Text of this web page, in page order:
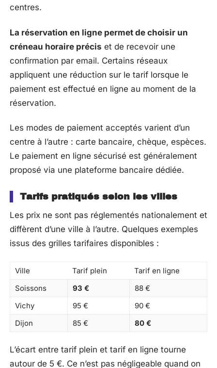
centres.
La réservation en ligne permet de choisir un
créneau horaire précis et de recevoir une
confirmation par email. Certains réseaux
appliquent une réduction sur le tarif lorsque le
paiement est effectué en ligne au moment de la
réservation.
Les modes de paiement acceptés varient d’un
centre à l’autre : carte bancaire, chèque, espèces.
Le paiement en ligne sécurisé est généralement
proposé via une plateforme bancaire dédiée.
Tarifs pratiqués selon les villes
Les prix ne sont pas réglementés nationalement et
diffèrent d’une ville à l’autre. Quelques exemples
issus des grilles tarifaires disponibles :
Ville Tarif plein
Tarif en ligne
Soissons
93 €
88 €
Vichy
95 €
90 €
Dijon
85 € 80 €
L’écart entre tarif plein et tarif en ligne tourne
autour de 5 €. Ce n’est pas négligeable quand on